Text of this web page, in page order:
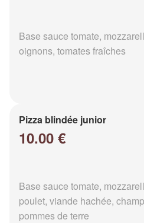
Base sauce tomate,
oignons, tomates fraîches
Pizza blindée junior
10.00 €
Base sauce tomate,
poulet, viande hachée,
pommes de terre